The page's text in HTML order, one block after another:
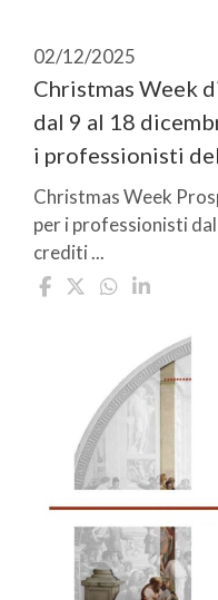
02/12/2025
Christmas Week
dal 9 al 18
i professionisti
Christmas Week
per i professionisti
crediti ...